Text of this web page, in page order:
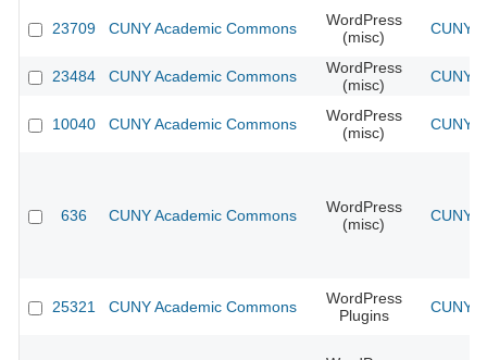
23709 CUNY Academic Commons
WordPress
(misc)
CUNY
23484 CUNY Academic Commons
WordPress
(misc)
CUNY
10040 CUNY Academic Commons
WordPress
(misc)
CUNY
636 CUNY Academic Commons
WordPress
(misc)
CUNY
25321 CUNY Academic Commons
WordPress
Plugins
CUNY